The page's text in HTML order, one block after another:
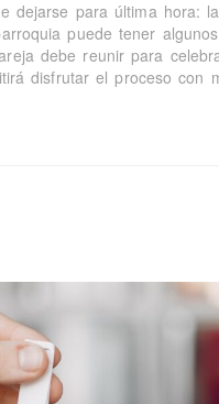
dejarse para última hora:
puede tener
debe reunir para
disfrutar el proceso con